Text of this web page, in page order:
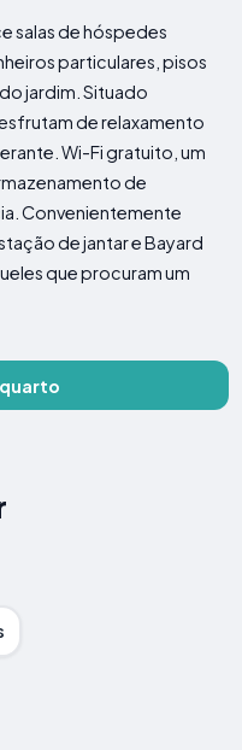
salas de hóspedes
particulares, pisos
jardim. Situado
de relaxamento
Wi-Fi gratuito, um
de
Convenientemente
de jantar e Bayard
que procuram um